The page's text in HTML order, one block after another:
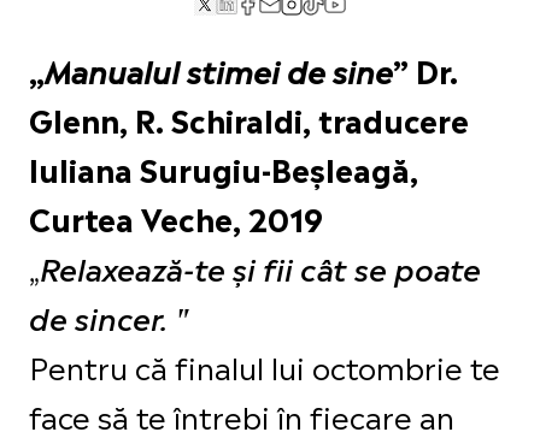
„Manualul stimei de sine” Dr.
Glenn, R. Schiraldi, traducere
Iuliana Surugiu-Beșleagă,
Curtea Veche, 2019
„Relaxează-te și fii cât se poate
de sincer. "
Pentru că finalul lui octombrie te
face să te întrebi în fiecare an